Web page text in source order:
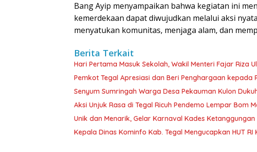
Bang Ayip menyampaikan bahwa kegiatan ini
kemerdekaan dapat diwujudkan melalui aksi
menyatukan komunitas, menjaga alam, dan
Berita Terkait
Hari Pertama Masuk Sekolah, Wakil Menteri Fajar Riza
Pemkot Tegal Apresiasi dan Beri Penghargaan kepada
Senyum Sumringah Warga Desa Pekauman Kulon
Aksi Unjuk Rasa di Tegal Ricuh Pendemo Lempar Bom
Unik dan Menarik, Gelar Karnaval Kades
Kepala Dinas Kominfo Kab. Tegal Mengucapkan HUT RI